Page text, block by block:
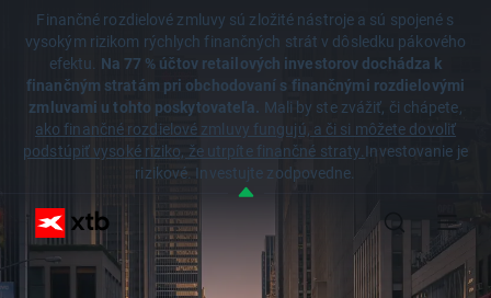
Finančné rozdielové zmluvy sú zložité nástroje a sú spojené s
vysokým rizikom rýchlych finančných strát v dôsledku pákového
efektu. Na 77 % účtov retailových investorov dochádza k
finančným stratám pri obchodovaní s finančnými rozdielovými
zmluvami u tohto poskytovateľa. Mali by ste zvážiť, či chápete,
ako finančné rozdielové zmluvy fungujú, a či si môžete dovoliť
podstúpiť vysoké riziko, že utrpíte finančné straty.Investovanie je
rizikové. Investujte zodpovedne.